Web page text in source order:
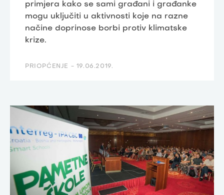
primjera kako se sami građani i građanke
mogu uključiti u aktivnosti koje na razne
načine doprinose borbi protiv klimatske
krize.
PRIOPĆENJE - 19.06.2019.